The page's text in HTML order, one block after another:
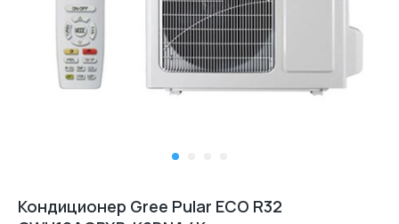
Кондиционер Gree Pular ECO R32